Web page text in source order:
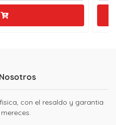
con el resaldo y garantia